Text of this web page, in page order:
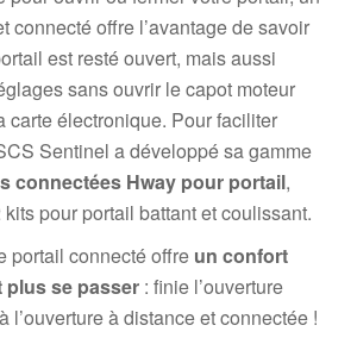
connecté offre l’avantage de savoir
est resté ouvert, mais aussi
sans ouvrir le capot moteur
carte électronique. Pour faciliter
Sentinel a développé sa gamme
connectées Hway pour portail,
pour portail battant et coulissant.
portail connecté offre un confort
se passer : finie l’ouverture
l’ouverture à distance et connectée !